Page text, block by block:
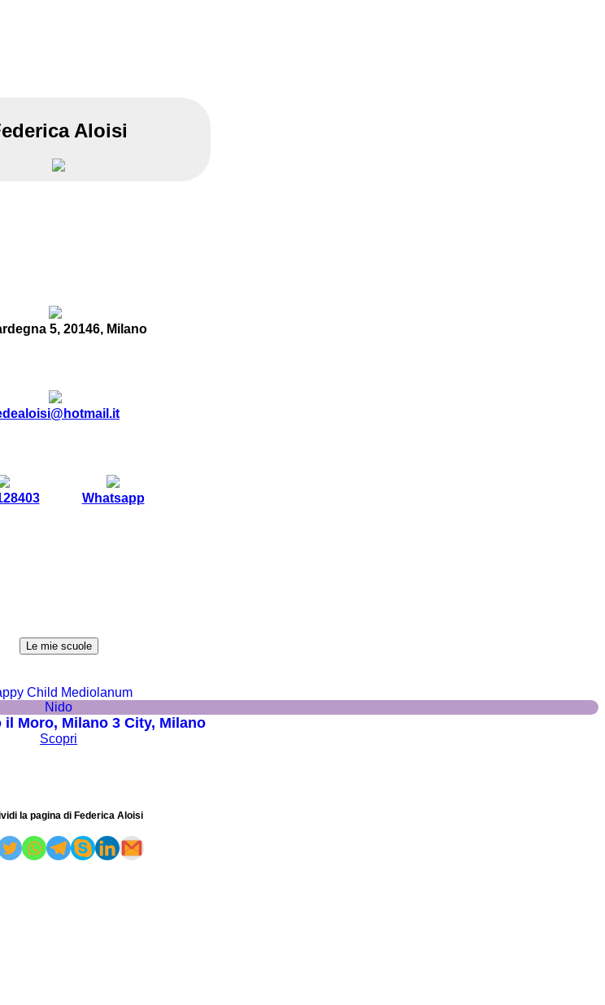
Aloisi
5, 20146, Milano
Whatsapp
Le mie scuole
Child Mediolanum
Nido
Moro, Milano 3 City, Milano
Scopri
la pagina di Federica Aloisi